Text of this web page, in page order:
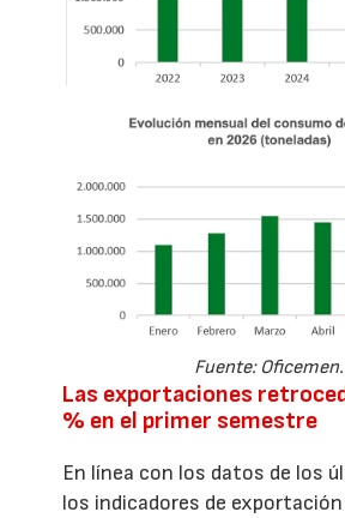
Fuente: Oficemen.
Las exportaciones
% en el primer semestre
En línea con los datos de los
los indicadores de